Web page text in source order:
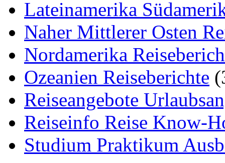
Lateinamerika
Naher Mittlerer Osten
Nordamerika
Ozeanien Reiseberichte
Reiseangebote
Reiseinfo Reise Know-
Studium Praktikum